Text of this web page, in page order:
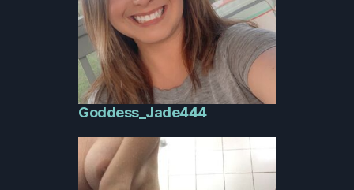
Goddess_Jade444